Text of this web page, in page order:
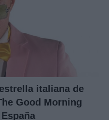
italiana de
Good Morning